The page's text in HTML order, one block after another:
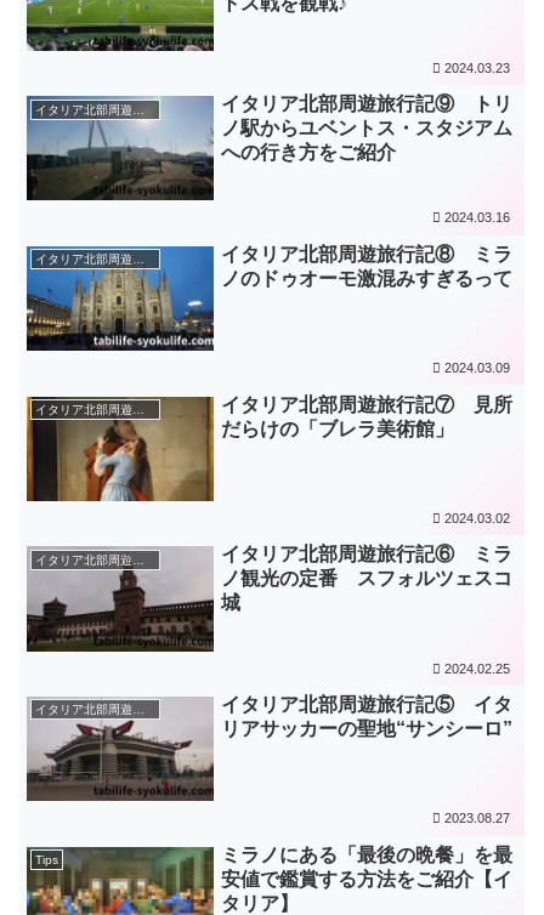
2024.03.23
イタリア北部周遊旅（2018年～2019年）
イタリア北部周遊旅行記⑨ トリ
ノ駅からユベントス・スタジアム
への行き方をご紹介
2024.03.16
イタリア北部周遊旅（2018年～2019年）
イタリア北部周遊旅行記⑧ ミラ
ノのドゥオーモ激混みすぎるって
2024.03.09
イタリア北部周遊旅（2018年～2019年）
イタリア北部周遊旅行記⑦ 見所
だらけの「ブレラ美術館」
2024.03.02
イタリア北部周遊旅（2018年～2019年）
イタリア北部周遊旅行記⑥ ミラ
ノ観光の定番 スフォルツェスコ
城
2024.02.25
イタリア北部周遊旅（2018年～2019年）
イタリア北部周遊旅行記⑤ イタ
リアサッカーの聖地“サンシーロ”
2023.08.27
Tips
ミラノにある「最後の晩餐」を最
安値で鑑賞する方法をご紹介【イ
タリア】